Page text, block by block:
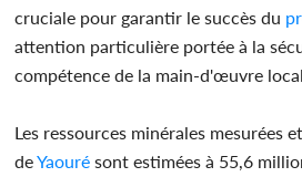
cruciale pour garantir le succès du
attention particulière portée à la
compétence de la main-d'œuvre
Les ressources minérales mesurées
deYaouré sont estimées à 55,6